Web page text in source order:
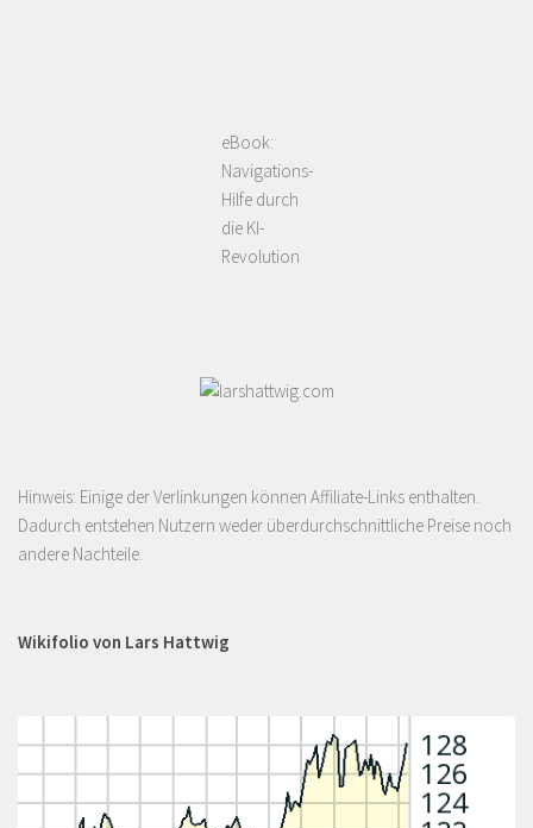
eBook:
Navigations-
Hilfe durch
die KI-
Revolution
Hinweis: Einige der Verlinkungen können Affiliate-Links enthalten.
Dadurch entstehen Nutzern weder überdurchschnittliche Preise noch
andere Nachteile.
Wikifolio von Lars Hattwig